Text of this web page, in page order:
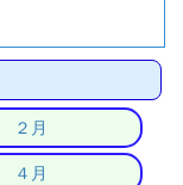
２月
４月